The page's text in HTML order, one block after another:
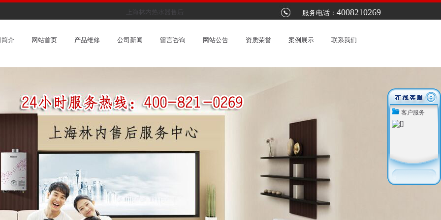
上海林内热水器售后维修服务中心，是林内热水器指定维修服务网点：以优惠的价格提供最优质的服务。上海
服务电话： 4008210269
介 网站首页 产品维修 公司新闻 留言咨询 网站公告 资质荣誉 案例展示 联系我们
客户服务